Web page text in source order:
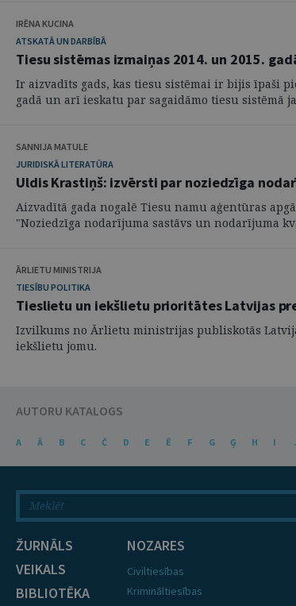
IRĒNA KUCINA
ATSKATĀ UN DARBĪBĀ
Tiesu sistēmas izmaiņas 2014. un 2015.
Ir aizvadīts gads, kas tiesu sistēmai ir bijis īpaši
gadā un arī ieskatu par sagaidāmo tiesu sistēmā
SANNIJA MATULE
JURIDISKĀ LITERATŪRA
Uldis Krastiņš: izvērsti par noziedzīga
Aizvadītā gada nogalē Tiesu namu aģentūras
"Noziedzīga nodarījuma sastāvs un nodarījuma
ĀRLIETU MINISTRIJA
TIESĪBU POLITIKA
Tieslietu un iekšlietu prioritātes Latvijas
Izvilkums no Ārlietu ministrijas publiskotās
iekšlietu jomu.
AUTORU KATALOGS
A Ā B C Č D E Ē F G Ģ H I
ŽURNĀLS
VEIKALS
BIBLIOTĒKA
NOZARES
Civiltiesības
Krimināltiesības